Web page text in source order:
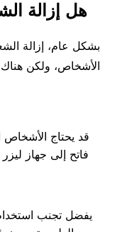
هل إزالة
بشكل عام، إزالة
الأشخاص، ولكن
قد يحتاج الأشخاص
فاتح إلى جهاز
يفضل تجنب استخدام